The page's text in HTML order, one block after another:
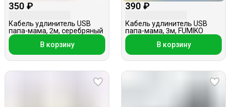
350 ₽
Кабель удлинитель USB
папа-мама, 2м, серебряный
В корзину
390 ₽
Кабель удлинитель USB
папа-мама, 3м, FUMIKO
В корзину